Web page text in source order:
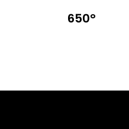
650°